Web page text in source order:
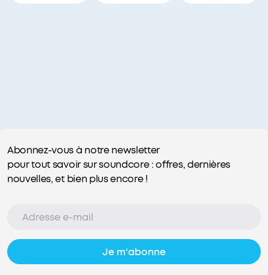
Abonnez-vous à notre newsletter
pour tout savoir sur soundcore : offres, dernières
nouvelles, et bien plus encore !
Je m'abonne